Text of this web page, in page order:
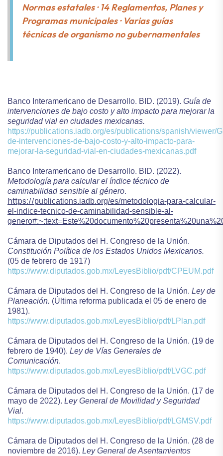
Normas estatales · 14 Reglamentos, Planes y
Programas municipales · Varias guías
técnicas de organismo no gubernamentales
Banco Interamericano de Desarrollo. BID. (2019). Guía de
intervenciones de bajo costo y alto impacto para mejorar la
seguridad vial en ciudades mexicanas.
https://publications.iadb.org/es/publications/spanish/viewer/
de-intervenciones-de-bajo-costo-y-alto-impacto-para-
mejorar-la-seguridad-vial-en-ciudades-mexicanas.pdf
Banco Interamericano de Desarrollo. BID. (2022).
Metodología para calcular el índice técnico de
caminabilidad sensible al género.
https://publications.iadb.org/es/metodologia-para-calcular-
el-indice-tecnico-de-caminabilidad-sensible-al-
Cámara de Diputados del H. Congreso de la Unión.
Constitución Política de los Estados Unidos Mexicanos.
(05 de febrero de 1917)
https://www.diputados.gob.mx/LeyesBiblio/pdf/CPEUM.pdf
Cámara de Diputados del H. Congreso de la Unión. Ley de
Planeación. (Última reforma publicada el 05 de enero de
1981).
https://www.diputados.gob.mx/LeyesBiblio/pdf/LPlan.pdf
Cámara de Diputados del H. Congreso de la Unión. (19 de
febrero de 1940). Ley de Vías Generales de
Comunicación.
https://www.diputados.gob.mx/LeyesBiblio/pdf/LVGC.pdf
Cámara de Diputados del H. Congreso de la Unión. (17 de
mayo de 2022). Ley General de Movilidad y Seguridad
Vial.
https://www.diputados.gob.mx/LeyesBiblio/pdf/LGMSV.pdf
Cámara de Diputados del H. Congreso de la Unión. (28 de
noviembre de 2016). Ley General de Asentamientos